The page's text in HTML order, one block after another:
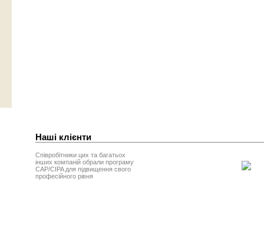
Наші клієнти
Співробітники цих та багатьох
інших компаній обрали програму
CAP/CIPA для підвищення свого
професійного рівня